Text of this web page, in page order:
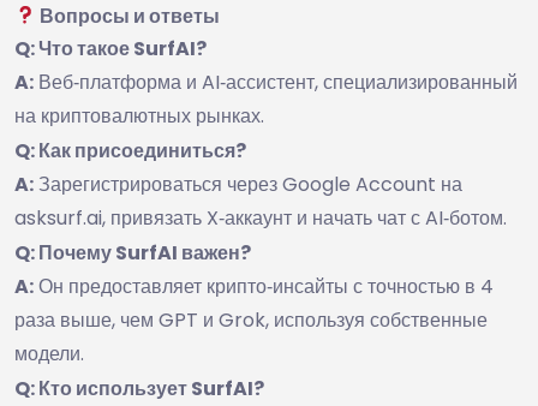
Вопросы и ответы
Q: Что такое SurfAI?
A: Веб‑платформа и AI‑ассистент, специализированный
на криптовалютных рынках.
Q: Как присоединиться?
A: Зарегистрироваться через Google Account на
asksurf.ai, привязать X‑аккаунт и начать чат с AI‑ботом.
Q: Почему SurfAI важен?
A:Он предоставляет крипто‑инсайты с точностью в 4
раза выше, чем GPT и Grok, используя собственные
модели.
Q: Кто использует SurfAI?